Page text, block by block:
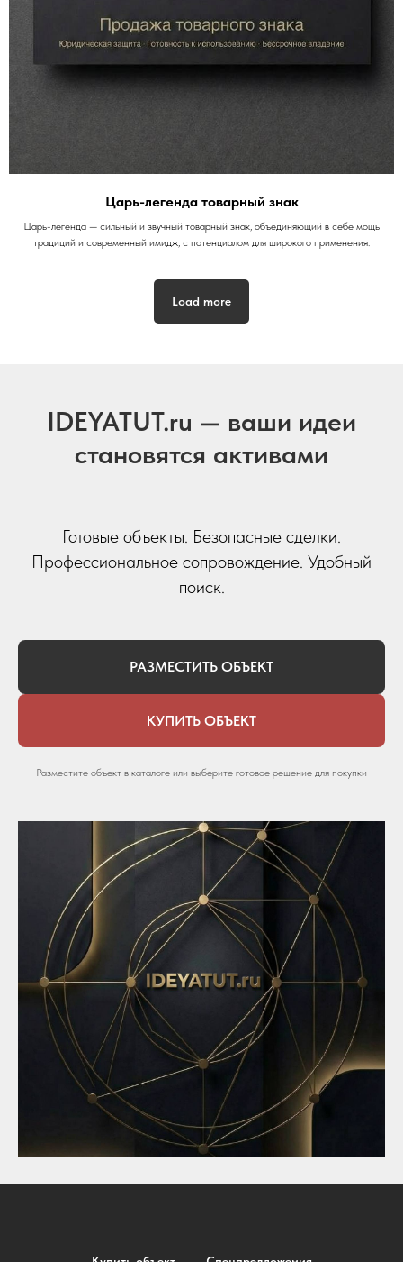
Царь-легенда товарный знак
Царь-легенда — сильный и звучный товарный знак, объединяющий в себе мощь
традиций и современный имидж, с потенциалом для широкого применения.
Load more
IDEYATUT.ru — ваши идеи
становятся активами
Готовые объекты. Безопасные сделки.
Профессиональное сопровождение. Удобный
поиск.
РАЗМЕСТИТЬ ОБЪЕКТ
КУПИТЬ ОБЪЕКТ
Разместите объект в каталоге или выберите готовое решение для покупки